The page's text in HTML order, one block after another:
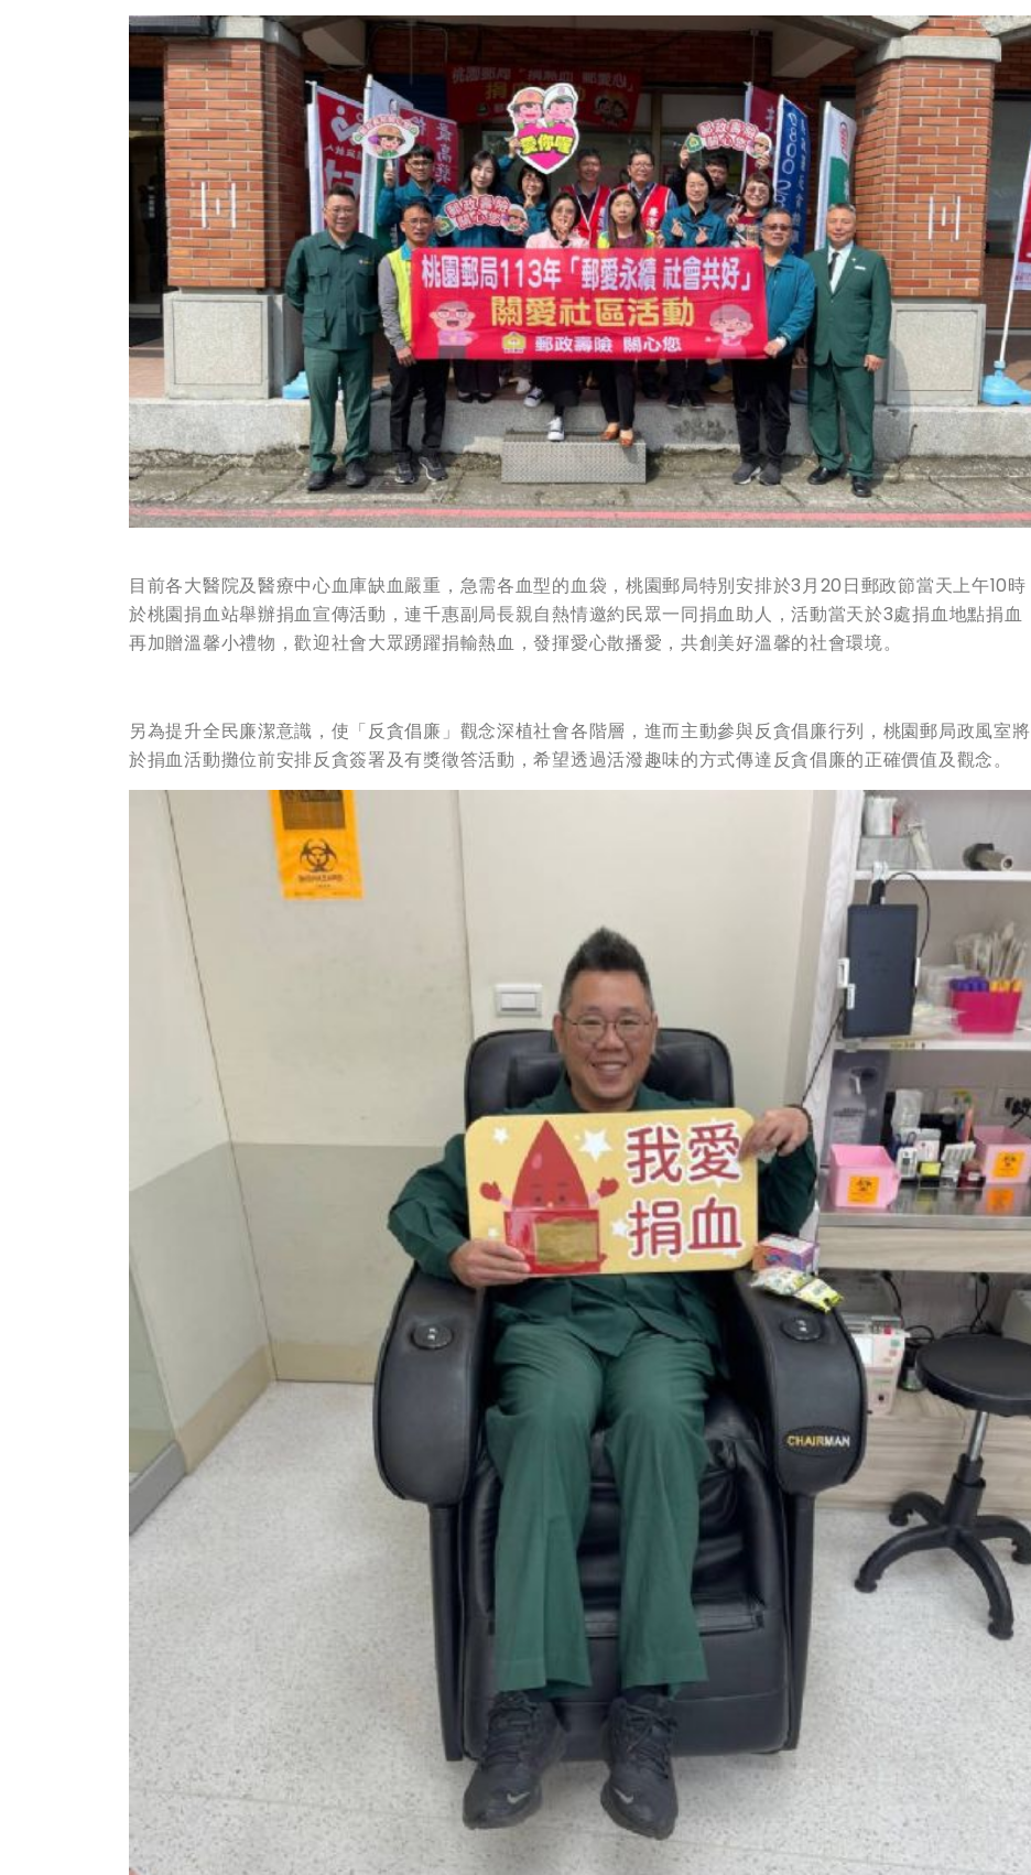
目前各大醫院及醫療中心血庫缺血嚴重，急需各血型的血袋，桃園郵局特別安排於3月20日郵政節當天上午10時
於桃園捐血站舉辦捐血宣傳活動，連千惠副局長親自熱情邀約民眾一同捐血助人，活動當天於3處捐血地點捐血
再加贈溫馨小禮物，歡迎社會大眾踴躍捐輸熱血，發揮愛心散播愛，共創美好溫馨的社會環境。
另為提升全民廉潔意識，使「反貪倡廉」觀念深植社會各階層，進而主動參與反貪倡廉行列，桃園郵局政風室將
於捐血活動攤位前安排反貪簽署及有獎徵答活動，希望透過活潑趣味的方式傳達反貪倡廉的正確價值及觀念。